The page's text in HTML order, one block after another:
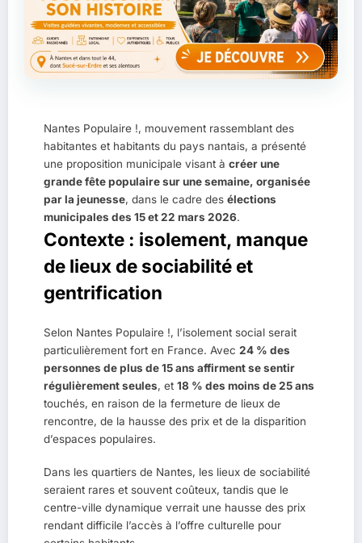
Nantes Populaire !, mouvement rassemblant des
habitantes et habitants du pays nantais, a présenté
une proposition municipale visant à créer une
grande fête populaire sur une semaine, organisée
par la jeunesse, dans le cadre des élections
municipales des 15 et 22 mars 2026.
Contexte : isolement, manque
de lieux de sociabilité et
gentrification
Selon Nantes Populaire !, l’isolement social serait
particulièrement fort en France. Avec 24 % des
personnes de plus de 15 ans affirment se sentir
régulièrement seules, et 18 % des moins de 25 ans
touchés, en raison de la fermeture de lieux de
rencontre, de la hausse des prix et de la disparition
d’espaces populaires.
Dans les quartiers de Nantes, les lieux de sociabilité
seraient rares et souvent coûteux, tandis que le
centre-ville dynamique verrait une hausse des prix
rendant difficile l’accès à l’offre culturelle pour